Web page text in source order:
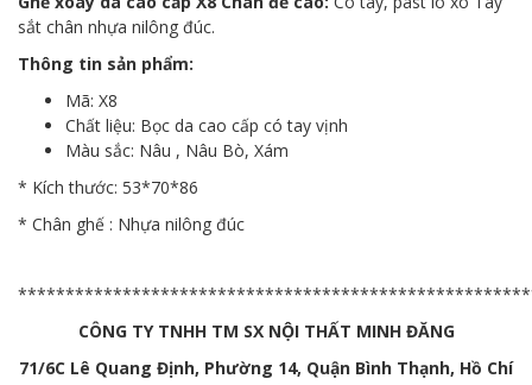
sắt chân nhựa nilông đúc.
Thông tin sản phẩm:
Mã: X8
Chất liệu: Bọc da cao cấp có tay vịnh
Màu sắc: Nâu , Nâu Bò, Xám
* Kích thước: 53*70*86
* Chân ghế : Nhựa nilông đúc
CÔNG TY TNHH TM SX NỘI THẤT MINH ĐĂNG
71/6C Lê Quang Định, Phường 14, Quận Bình Thạnh, Hồ Chí